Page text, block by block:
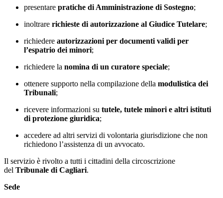
presentare pratiche di Amministrazione di Sostegno;
inoltrare richieste di autorizzazione al Giudice Tutelare;
richiedere autorizzazioni per documenti validi per
l’espatrio dei minori;
richiedere la nomina di un curatore speciale;
ottenere supporto nella compilazione della modulistica dei
Tribunali;
ricevere informazioni su tutele, tutele minori e altri istituti
di protezione giuridica;
accedere ad altri servizi di volontaria giurisdizione che non
richiedono l’assistenza di un avvocato.
Il servizio è rivolto a tutti i cittadini della circoscrizione
del Tribunale di Cagliari.
Sede